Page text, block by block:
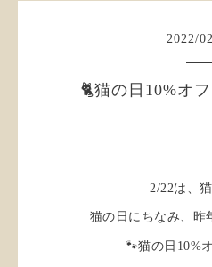
2022/02
🐈猫の日10%オ
2/22は、
猫の日にちなみ、昨
🐾猫の日10%